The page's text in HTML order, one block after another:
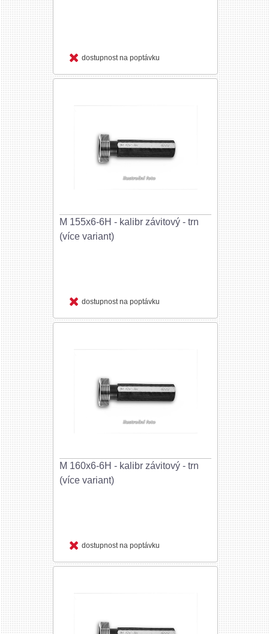
dostupnost na poptávku
M 155x6-6H - kalibr závitový - trn
(více variant)
dostupnost na poptávku
M 160x6-6H - kalibr závitový - trn
(více variant)
dostupnost na poptávku